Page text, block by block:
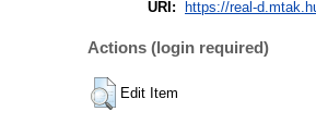
URI: https://real-
Actions (login required)
Edit Item